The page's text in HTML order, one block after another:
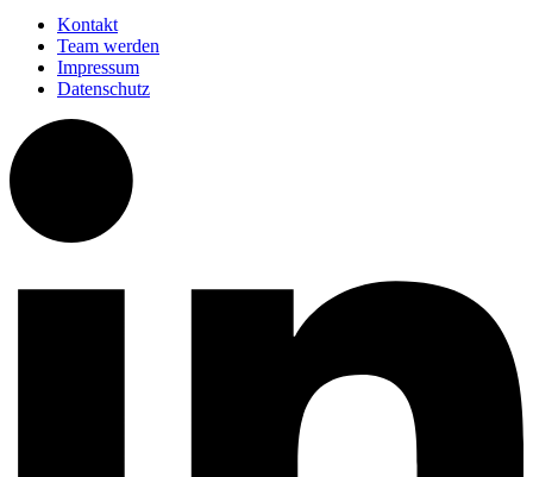
Kontakt
Team werden
Impressum
Datenschutz